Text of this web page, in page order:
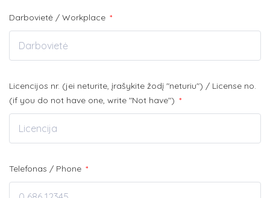
Darbovietė / Workplace *
Licencijos nr. (jei neturite, įrašykite žodį "neturiu") / License no.
(if you do not have one, write "Not have") *
Telefonas / Phone *